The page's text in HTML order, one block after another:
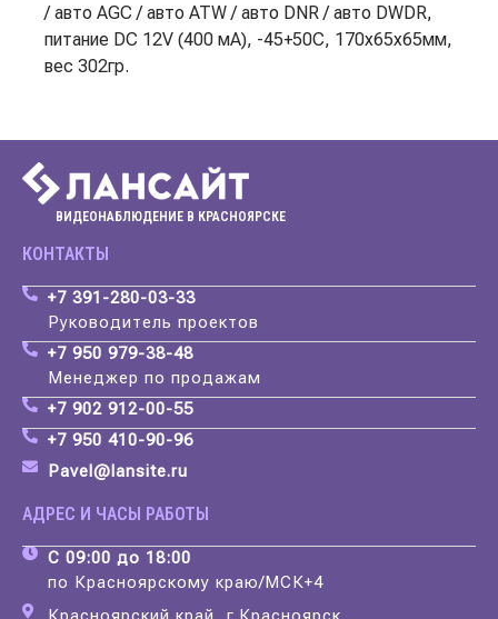
/ авто AGC / авто ATW / авто DNR / авто DWDR,
питание DC 12V (400 мА), -45+50C, 170х65х65мм,
вес 302гр.
ВИДЕОНАБЛЮДЕНИЕ В КРАСНОЯРСКЕ
КОНТАКТЫ
+7 391-280-03-33
Руководитель проектов
+7 950 979-38-48
Менеджер по продажам
+7 902 912-00-55
+7 950 410-90-96
Pavel@lansite.ru
АДРЕС И ЧАСЫ РАБОТЫ
С 09:00 до 18:00
по Красноярскому краю/МСК+4